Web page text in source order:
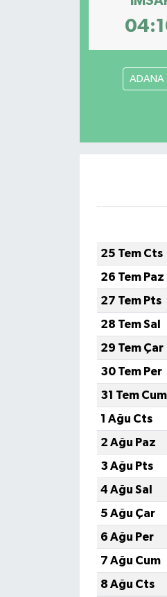
ADANA
25 Tem Cts
26 Tem Paz
27 Tem Pts
28 Tem Sal
29 Tem Çar
30 Tem Per
31 Tem Cum
1 Ağu Cts
2 Ağu Paz
3 Ağu Pts
4 Ağu Sal
5 Ağu Çar
6 Ağu Per
7 Ağu Cum
8 Ağu Cts